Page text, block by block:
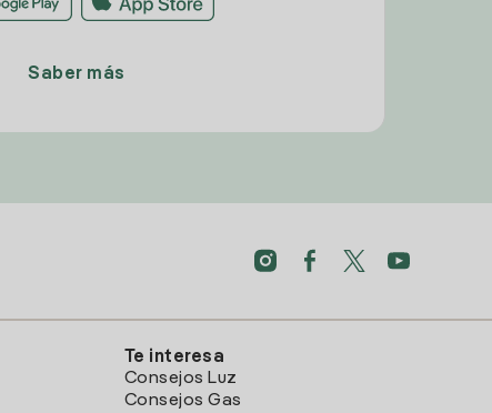
Saber más
Te interesa
Consejos Luz
Consejos Gas